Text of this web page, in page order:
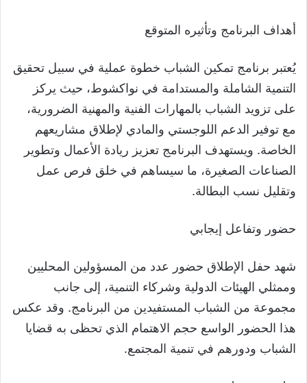
أهداف البرنامج وتأثيره المتوقع
يُعتبر برنامج تمكين الشباب خطوة عملية في سبيل تحقيق
التنمية الشاملة والمستدامة في نواكشوط، حيث يركز
على تزويد الشباب بالمهارات الفنية والمهنية الضرورية،
مع توفير الدعم اللوجستي والمادي لإطلاق مشاريعهم
الخاصة. ويستهدف البرنامج تعزيز ريادة الأعمال وتطوير
الصناعات الصغيرة، ما سيساهم في خلق فرص عمل
وتقليل نسب البطالة.
حضور وتفاعل إيجابي
شهد حفل الإطلاق حضور عدد من المسؤولين المحليين
وممثلي الهيئات الدولية وشركاء التنمية، إلى جانب
مجموعة من الشباب المستفيدين من البرنامج. وقد عكس
هذا الحضور الواسع حجم الاهتمام الذي تحظى به قضايا
الشباب ودورهم في تنمية المجتمع.